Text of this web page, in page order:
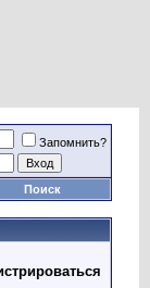
Запомнить?
Поиск